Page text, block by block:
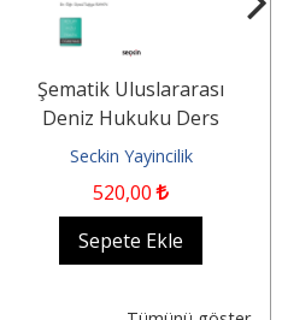
Şematik Uluslararası
Deniz Hukuku Ders
Kitabı
Seckin Yayincilik
520,00
Sepete Ekle